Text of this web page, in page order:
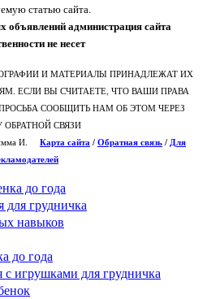
статью сайта.
объявлений администрация сайта
не несет
И МАТЕРИАЛЫ ПРИНАДЛЕЖАТ ИХ
ЕСЛИ ВЫ СЧИТАЕТЕ, ЧТО ВАШИ ПРАВА
СООБЩИТЬ НАМ ОБ ЭТОМ ЧЕРЕЗ
СВЯЗИ
И. Карта сайта / Обратная связь / Для
до года
для грудничка
навыков
до года
с игрушками для грудничка